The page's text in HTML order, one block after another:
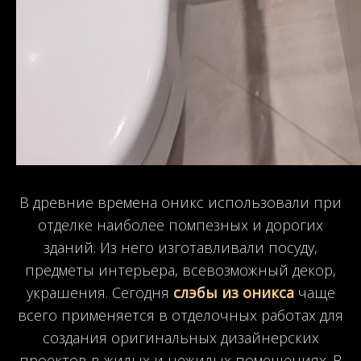
В древние времена оникс использовали при
отделке наиболее помпезных и дорогих
зданий. Из него изготавливали посуду,
предметы интерьера, всевозможный декор,
украшения. Сегодня слэбы из ониксачаще
всего применяется в отделочных работах для
создания оригинальных дизайнерских